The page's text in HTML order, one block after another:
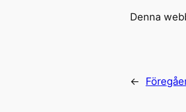
Denna
←